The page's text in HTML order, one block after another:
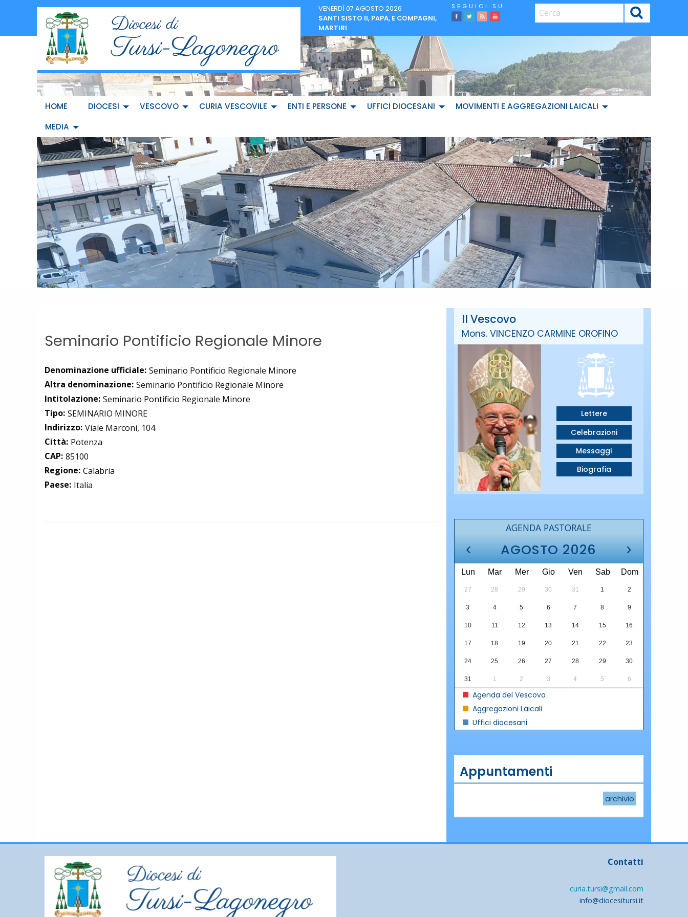
VENERDÌ 07 AGOSTO 2026
SANTI SISTO II, PAPA, E COMPAGNI,
MARTIRI
facebook
Twitter
FeedYoutube
CERCA
HOME DIOCESI VESCOVO CURIA VESCOVILE ENTI E PERSONE UFFICI DIOCESANI
MOVIMENTI E AGGREGAZIONI LAICALI
MEDIA
Seminario Pontificio Regionale Minore
Denominazione ufficiale: Seminario Pontificio Regionale Minore
Altra denominazione: Seminario Pontificio Regionale Minore
Intitolazione: Seminario Pontificio Regionale Minore
Tipo: SEMINARIO MINORE
Indirizzo: Viale Marconi, 104
Città: Potenza
CAP: 85100
Regione: Calabria
Paese: Italia
Il Vescovo
Mons. VINCENZO CARMINE OROFINO
Lettere
Celebrazioni
Messaggi
Biografia
AGENDA PASTORALE
‹ AGOSTO 2026 ›
Lun Mar Mer Gio Ven Sab Dom
27 28 29 30 31 1 2
3 4 5 6 7 8 9
10 11 12 13 14 15 16
17 18 19 20 21 22 23
24 25 26 27 28 29 30
31 1 2 3 4 5 6
Agenda del Vescovo
Aggregazioni Laicali
Uffici diocesani
Appuntamenti
archivio
Contatti
curia.tursi@gmail.com
info@diocesitursi.it